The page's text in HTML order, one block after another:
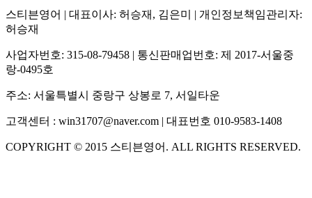
스티븐영어 | 대표이사: 허승재, 김은미
| 개인정보책임관리자:
허승재
사업자번호: 315-08-79458 | 통신판매업번호: 제 2017-서울중
랑-0495호
주소: 서울특별시 중랑구 상봉로 7, 서일타운
고객센터 : win31707@naver.com | 대표번호 010-9583-1408
COPYRIGHT © 2015 스티븐영어 . ALL RIGHTS RESERVED.